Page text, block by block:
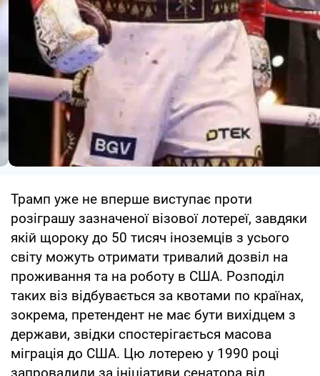
Трамп уже не вперше виступає проти
розіграшу зазначеної візової лотереї, завдяки
якій щороку до 50 тисяч іноземців з усього
світу можуть отримати тривалий дозвіл на
проживання та на роботу в США. Розподіл
таких віз відбувається за квотами по країнах,
зокрема, претендент не має бути вихідцем з
держави, звідки спостерігається масова
міграція до США. Цю лотерею у 1990 році
запровадили за ініціативи сенатора від